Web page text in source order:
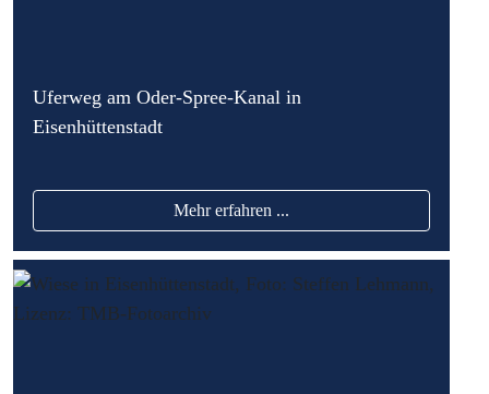
Uferweg am Oder-Spree-Kanal in
Eisenhüttenstadt
Mehr erfahren ...